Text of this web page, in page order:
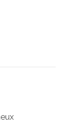
12 heures